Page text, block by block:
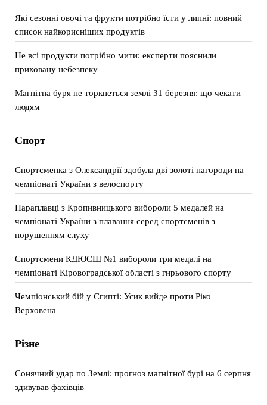
Які сезонні овочі та фрукти потрібно їсти у липні: повний
список найкорисніших продуктів
Не всі продукти потрібно мити: експерти пояснили
приховану небезпеку
Магнітна буря не торкнеться землі 31 березня: що чекати
людям
Спорт
Спортсменка з Олександрії здобула дві золоті нагороди на
чемпіонаті України з велоспорту
Параплавці з Кропивницького вибороли 5 медалей на
чемпіонаті України з плавання серед спортсменів з
порушенням слуху
Спортсмени КДЮСШ №1 вибороли три медалі на
чемпіонаті Кіровоградської області з гирьового спорту
Чемпіонський бій у Єгипті: Усик вийде проти Ріко
Верховена
Різне
Сонячний удар по Землі: прогноз магнітної бурі на 6 серпня
здивував фахівців